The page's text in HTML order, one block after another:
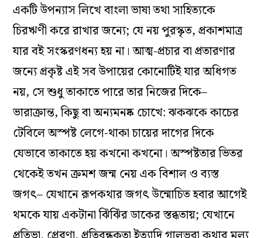
একটি উপন্যাস লিখে বাংলা ভাষা তথা সাহিত্যকে
চিরঋণী করে রাখার জন্যে; যে নয় পুরস্কৃত, প্রকাশমাত্র
যার বই সংস্করণধন্য হয় না। আত্ম-প্রচার বা প্রতারণার
জন্যে প্রকৃষ্ট এই সব উপায়ের কোনোটিই যার অধিগত
নয়, সে শুধু তাকাতে পারে তার নিজের দিকে–
ভারাক্রান্ত, কিছু বা অন্যমনষ্ক চোখে: ঝকঝকে কাচের
টেবিলে অস্পষ্ট লেগে-থাকা চায়ের দাগের দিকে
যেভাবে তাকাতে হয় কখনো কখনো। অস্পষ্টতার ভিতর
থেকেই তখন ক্রমশ জন্ম নেয় এক বিশাল ও ব্যস্ত
জগৎ– যেখানে রূপকথার জগৎ উন্মোচিত হবার আগেই
থমকে যায় একটানা ঝিঁঝিঁর ডাকের স্তব্ধতায়; যেখানে